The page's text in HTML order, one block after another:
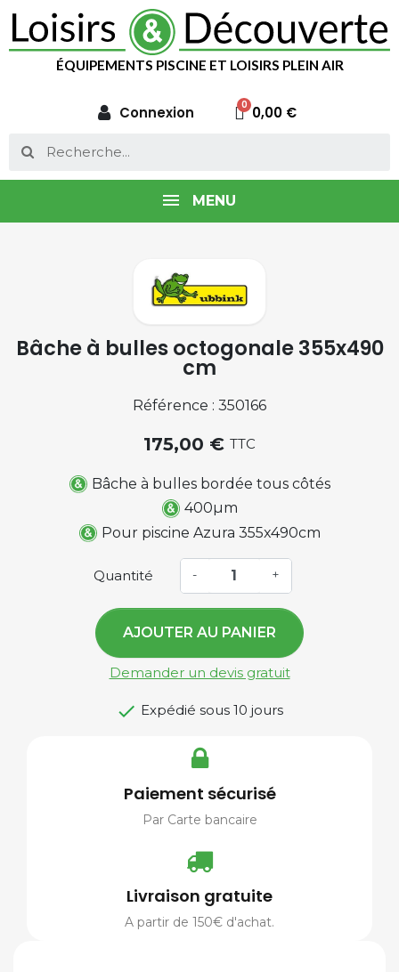
ÉQUIPEMENTS PISCINE ET LOISIRS PLEIN AIR
Connexion 0,00 €
MENU
Bâche à bulles octogonale 355x490
cm
Référence : 350166
175,00 € TTC
Bâche à bulles bordée tous côtés
400µm
Pour piscine Azura 355x490cm
Quantité - +
AJOUTER AU PANIER
Demander un devis gratuit
 Expédié sous 10 jours
Paiement sécurisé
Par Carte bancaire
Livraison gratuite
A partir de 150€ d'achat.